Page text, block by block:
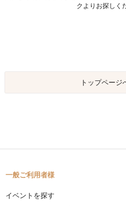
クよりお探しく
トップページ
一般ご利用者様
イベントを探す